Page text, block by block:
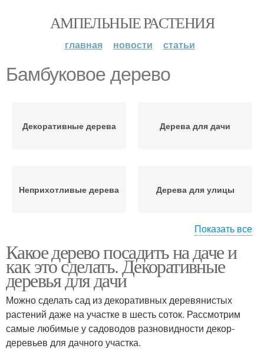
АМПЕЛЬНЫЕ РАСТЕНИЯ
главная новости статьи
Бамбуковое дерево
Декоративные дерева Дерева для дачи
Неприхотливые дерева Дерева для улицы
Лиственные дерева Хвойные дерева
Дерева для посадки Плодовые дерева
Показать все
Какое дерево посадить на даче и
как это сделать. Декоративные
деревья для дачи
Можно сделать сад из декоративных деревянистых
растений даже на участке в шесть соток. Рассмотрим
самые любимые у садоводов разновидности декор-
деревьев для дачного участка.